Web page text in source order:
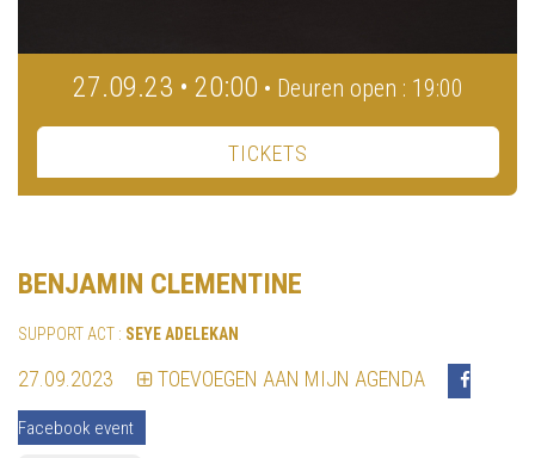
27.09.23 • 20:00 • Deuren open : 19:00
TICKETS
BENJAMIN CLEMENTINE
SUPPORT ACT : SEYE ADELEKAN
27.09.2023 TOEVOEGEN AAN MIJN AGENDA
Facebook event